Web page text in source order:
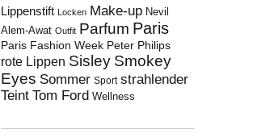
Lippenstift Locken Make-up Nevil
Alem-Awat Outfit Parfum Paris
Paris Fashion Week Peter Philips
rote Lippen Sisley Smokey
Eyes Sommer Sport strahlender
Teint Tom Ford Wellness